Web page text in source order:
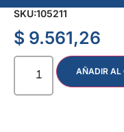
SKU:105211
$ 9.561,26
AÑADIR AL